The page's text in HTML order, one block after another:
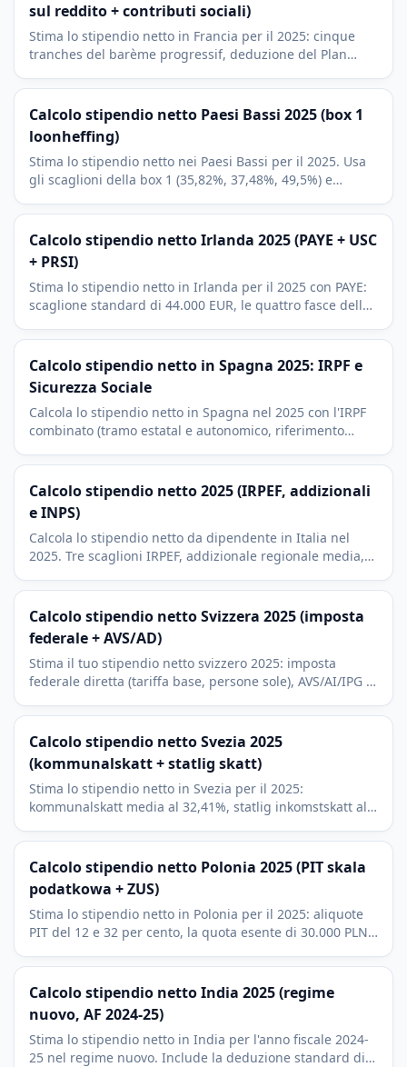
sul reddito + contributi sociali)
Stima lo stipendio netto in Francia per il 2025: cinque
tranches del barème progressif, deduzione del Plan
cotisations sociales.
Calcolo stipendio netto Paesi Bassi 2025 (box 1
loonheffing)
Stima lo stipendio netto nei Paesi Bassi per il 2025. Usa
gli scaglioni della box 1 (35,82%, 37,48%, 49,5%) e
Calcolo stipendio netto Irlanda 2025 (PAYE + USC
+ PRSI)
Stima lo stipendio netto in Irlanda per il 2025 con PAYE:
scaglione standard di 44.000 EUR, le quattro fasce della
Calcolo stipendio netto in Spagna 2025: IRPF e
Sicurezza Sociale
Calcola lo stipendio netto in Spagna nel 2025 con l'IRPF
combinato (tramo estatal e autonomico, riferimento
Calcolo stipendio netto 2025 (IRPEF, addizionali
e INPS)
Calcola lo stipendio netto da dipendente in Italia nel
2025. Tre scaglioni IRPEF, addizionale regionale media,
Calcolo stipendio netto Svizzera 2025 (imposta
federale + AVS/AD)
Stima il tuo stipendio netto svizzero 2025: imposta
federale diretta (tariffa base, persone sole), AVS/AI/IPG e
Calcolo stipendio netto Svezia 2025
(kommunalskatt + statlig skatt)
Stima lo stipendio netto in Svezia per il 2025:
kommunalskatt media al 32,41%, statlig inkomstskatt al
jobbskatteavdrag.
Calcolo stipendio netto Polonia 2025 (PIT skala
podatkowa + ZUS)
Stima lo stipendio netto in Polonia per il 2025: aliquote
PIT del 12 e 32 per cento, la quota esente di 30.000 PLN
Calcolo stipendio netto India 2025 (regime
nuovo, AF 2024-25)
Stima lo stipendio netto in India per l'anno fiscale 2024-
25 nel regime nuovo. Include la deduzione standard di